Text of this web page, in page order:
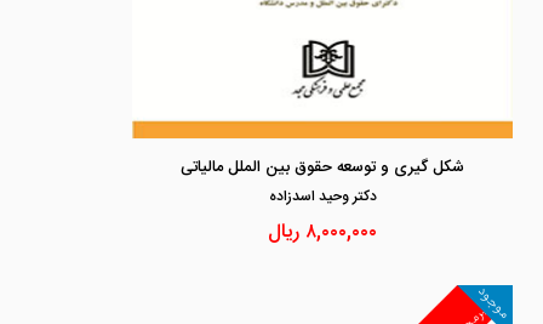
شکل گیری و توسعه حقوق بین الملل مالیاتی
دكتر وحيد اسدزاده
۸,۰۰۰,۰۰۰ ریال
موجود